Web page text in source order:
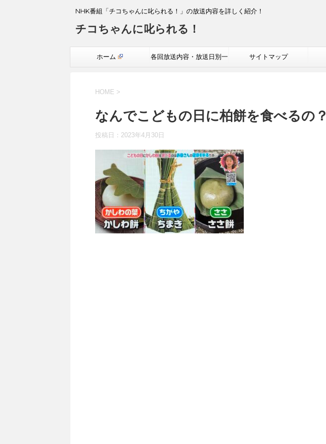
NHK番組「チコちゃんに叱られる！」の放送内容を詳しく紹介！
チコちゃんに叱られる！
ホーム 各回放送内容・放送日別一 サイトマップ
HOME >
なんでこどもの日に柏餅を食べるの？
投稿日： 2023年4月30日